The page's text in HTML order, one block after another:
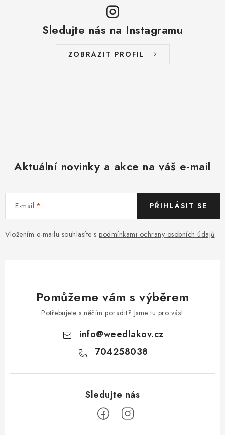
Sledujte nás na Instagramu
ZOBRAZIT PROFIL
Aktuální novinky a akce na váš e-mail
E-mail
Vložením e-mailu souhlasíte s podmínkami ochrany osobních údajů
PŘIHLÁSIT SE
Pomůžeme vám s výběrem
Potřebujete s něčím poradit? Jsme tu pro vás!
info@weedlakov.cz
704258038